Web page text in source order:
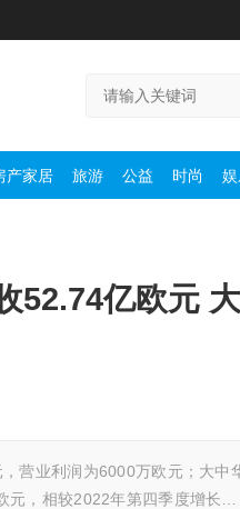
产家居 旅游 公益 时尚
52.74亿欧元
营业利润为6000万欧元；大中
元，相较2022年第四季度增长…